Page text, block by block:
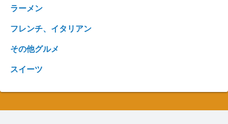
ラーメン
フレンチ、イタリアン
その他グルメ
スイーツ